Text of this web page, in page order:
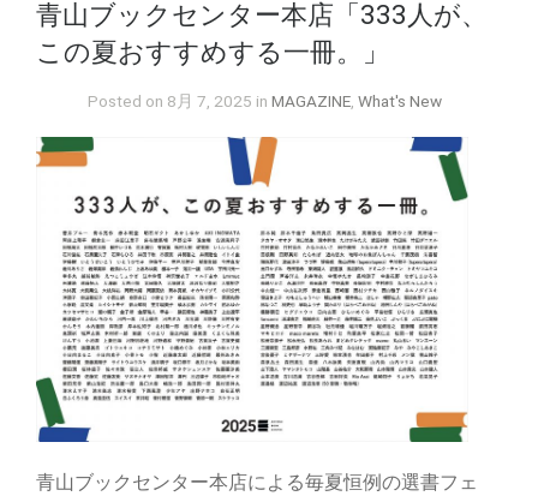
青山ブックセンター本店「333人が、
この夏おすすめする一冊。」
Posted on 8月 7, 2025 in MAGAZINE, What's New
青山ブックセンター本店による毎夏恒例の選書フェ